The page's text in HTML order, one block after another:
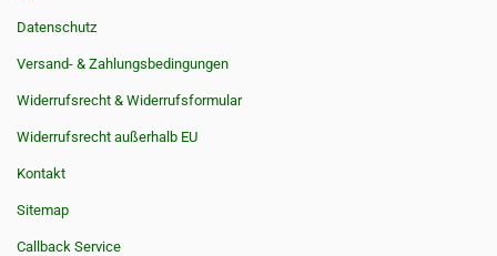
Datenschutz
Versand- & Zahlungsbedingungen
Widerrufsrecht & Widerrufsformular
Widerrufsrecht außerhalb EU
Kontakt
Sitemap
Callback Service